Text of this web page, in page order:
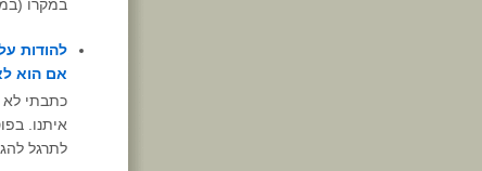
במקרו
להודות
אם הוא
כתבתי לא
איתנו.
לתרגל